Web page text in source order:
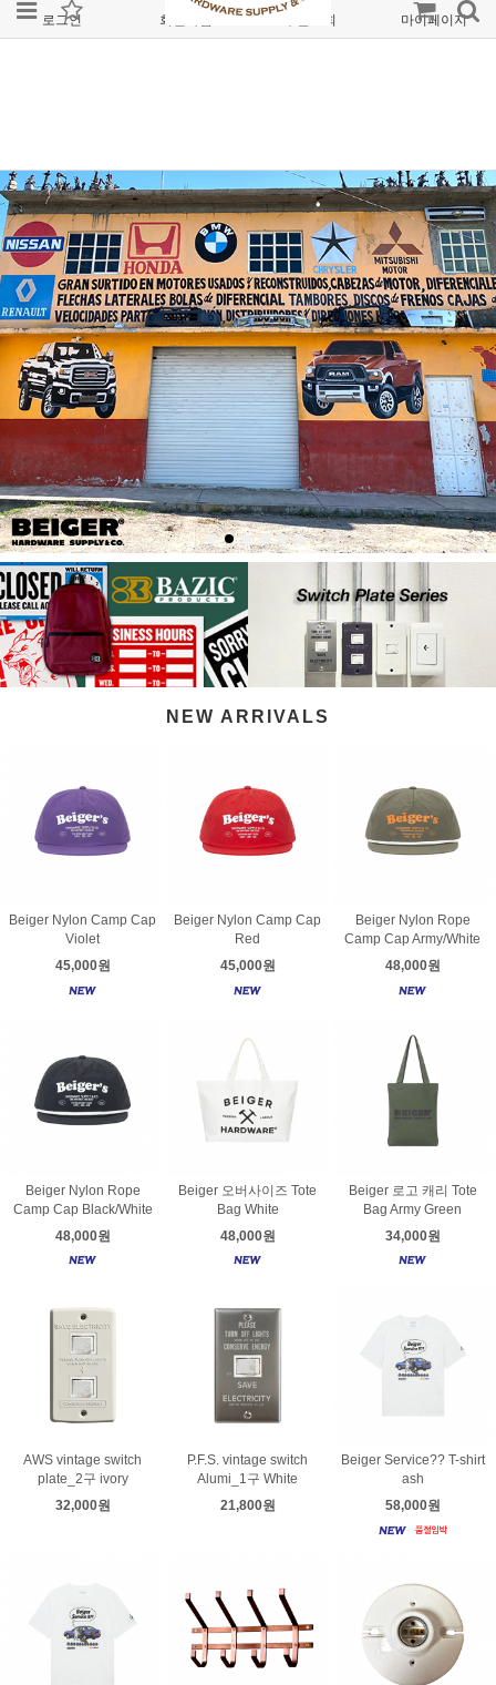
로그인 회원가입 주문조회 마이페이지
NEW ARRIVALS
Beiger Nylon Camp Cap
Violet
45,000원
Beiger Nylon Camp Cap
Red
45,000원
Beiger Nylon Rope
Camp Cap Army/White
48,000원
Beiger Nylon Rope
Camp Cap Black/White
48,000원
Beiger 오버사이즈 Tote
Bag White
48,000원
Beiger 로고 캐리 Tote
Bag Army Green
34,000원
AWS vintage switch
plate_2구 ivory
32,000원
P.F.S. vintage switch
Alumi_1구 White
21,800원
Beiger Service?? T-shirt
ash
58,000원